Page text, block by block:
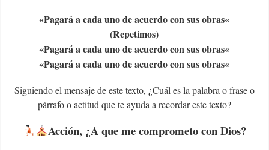
«Pagará a cada uno de acuerdo con sus obras«
(Repetimos)
«Pagará a cada uno de acuerdo con sus obras«
«Pagará a cada uno de acuerdo con sus obras«
Siguiendo el mensaje de este texto, ¿Cuál es la palabra o frase o
párrafo o actitud que te ayuda a recordar este texto?
Acción, ¿A que me comprometo con Dios?